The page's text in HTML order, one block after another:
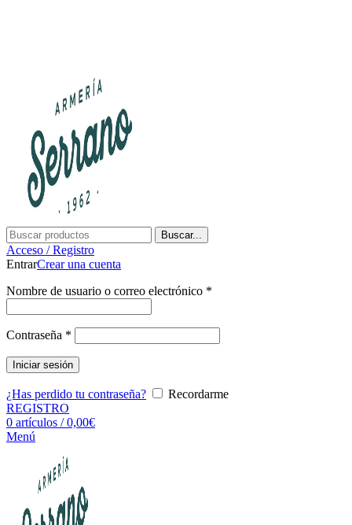
Buscar...
Acceso / Registro
EntrarCrear una cuenta
Nombre de usuario o correo electrónico *
Contraseña *
Iniciar sesión
¿Has perdido tu contraseña?
Recordarme
REGISTRO
0 artículos / 0,00€
Menú